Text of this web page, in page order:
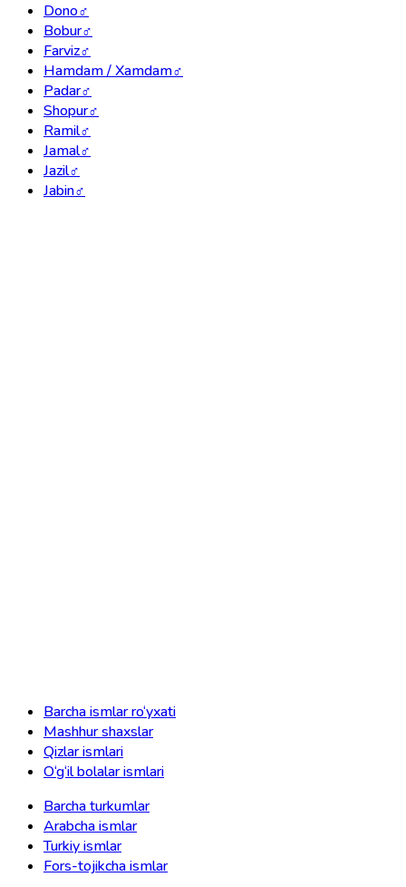
Dono♂
Bobur♂
Farviz♂
Hamdam / Xamdam♂
Padar♂
Shopur♂
Ramil♂
Jamal♂
Jazil♂
Jabin♂
Barcha ismlar ro‘yxati
Mashhur shaxslar
Qizlar ismlari
O‘g‘il bolalar ismlari
Barcha turkumlar
Arabcha ismlar
Turkiy ismlar
Fors-tojikcha ismlar